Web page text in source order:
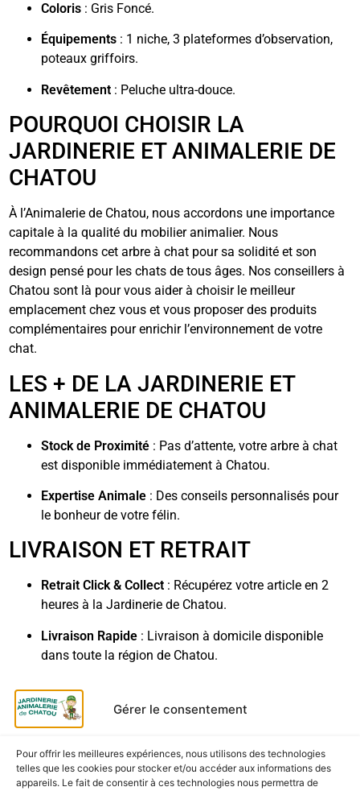
Gérer le consentement
Pour offrir les meilleures expériences, nous utilisons des technologies
telles que les cookies pour stocker et/ou accéder aux informations des
appareils. Le fait de consentir à ces technologies nous permettra de
Coloris : Gris Foncé.
Équipements : 1 niche, 3 plateformes d’observation,
poteaux griffoirs.
Revêtement : Peluche ultra-douce.
POURQUOI CHOISIR LA
JARDINERIE ET ANIMALERIE DE
CHATOU
À l’Animalerie de Chatou, nous accordons une importance
capitale à la qualité du mobilier animalier. Nous
recommandons cet arbre à chat pour sa solidité et son
design pensé pour les chats de tous âges. Nos conseillers à
Chatou sont là pour vous aider à choisir le meilleur
emplacement chez vous et vous proposer des produits
complémentaires pour enrichir l’environnement de votre
chat.
LES + DE LA JARDINERIE ET
ANIMALERIE DE CHATOU
Stock de Proximité : Pas d’attente, votre arbre à chat
est disponible immédiatement à Chatou.
Expertise Animale : Des conseils personnalisés pour
le bonheur de votre félin.
LIVRAISON ET RETRAIT
Retrait Click & Collect : Récupérez votre article en 2
heures à la Jardinerie de Chatou.
Livraison Rapide : Livraison à domicile disponible
dans toute la région de Chatou.
Parking Gratuit
véhicule sans effort.